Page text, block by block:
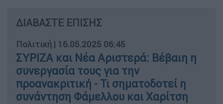
ΔΙΑΒΑΣΤΕ ΕΠΙΣΗΣ
Πολιτική | 16.05.2025 06:45
ΣΥΡΙΖΑ και Νέα Αριστερά: Βέβαιη η
συνεργασία τους για την
προανακριτική - Τι σηματοδοτεί η
συνάντηση Φάμελλου και Χαρίτση